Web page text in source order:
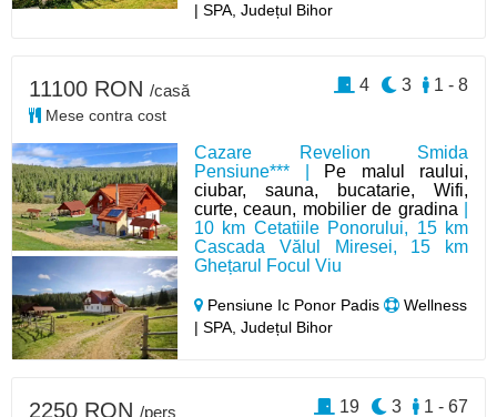
| SPA, Județul Bihor
Cazare Revelion Smida
Pensiune*** |
Pe malul raului,
ciubar, sauna, bucatarie, Wifi,
curte, ceaun, mobilier de gradina
10 km Cetatiile Ponorului, 15 km
Cascada Vălul Miresei, 15 km
Ghețarul Focul Viu
Pensiune Ic Ponor Padis
Wellness
| SPA, Județul Bihor
11100 RON /casă
Mese contra cost
1 - 8
3
4
2250 RON /pers 1 - 67
3
19